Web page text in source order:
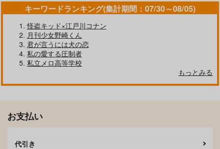
Hungar Moon
鬼灯の冷徹 白澤×鬼灯
サンプル
デキる補佐官はTKBも
有能
奏屋
1,572円（税込）
キーワードランキング(集計期間：07/30～08/05)
怪盗キッド×江戸川コナン
月刊少女野崎くん
君が言うには犬の恋
私の愛する圧制者
私立メロ高等学校
もっとみる
お支払い
代引き